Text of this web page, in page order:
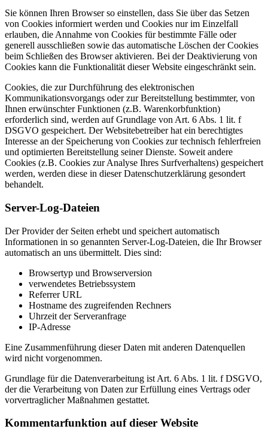
Sie können Ihren Browser so einstellen, dass Sie über das Setzen
von Cookies informiert werden und Cookies nur im Einzelfall
erlauben, die Annahme von Cookies für bestimmte Fälle oder
generell ausschließen sowie das automatische Löschen der Cookies
beim Schließen des Browser aktivieren. Bei der Deaktivierung von
Cookies kann die Funktionalität dieser Website eingeschränkt sein.
Cookies, die zur Durchführung des elektronischen
Kommunikationsvorgangs oder zur Bereitstellung bestimmter, von
Ihnen erwünschter Funktionen (z.B. Warenkorbfunktion)
erforderlich sind, werden auf Grundlage von Art. 6 Abs. 1 lit. f
DSGVO gespeichert. Der Websitebetreiber hat ein berechtigtes
Interesse an der Speicherung von Cookies zur technisch fehlerfreien
und optimierten Bereitstellung seiner Dienste. Soweit andere
Cookies (z.B. Cookies zur Analyse Ihres Surfverhaltens) gespeichert
werden, werden diese in dieser Datenschutzerklärung gesondert
behandelt.
Server-Log-Dateien
Der Provider der Seiten erhebt und speichert automatisch
Informationen in so genannten Server-Log-Dateien, die Ihr Browser
automatisch an uns übermittelt. Dies sind:
Browsertyp und Browserversion
verwendetes Betriebssystem
Referrer URL
Hostname des zugreifenden Rechners
Uhrzeit der Serveranfrage
IP-Adresse
Eine Zusammenführung dieser Daten mit anderen Datenquellen
wird nicht vorgenommen.
Grundlage für die Datenverarbeitung ist Art. 6 Abs. 1 lit. f DSGVO,
der die Verarbeitung von Daten zur Erfüllung eines Vertrags oder
vorvertraglicher Maßnahmen gestattet.
Kommentarfunktion auf dieser Website